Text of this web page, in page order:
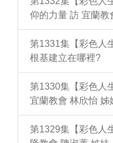
仰的力量 訪 宜蘭教
第1331集【彩色人
根基建立在哪裡?
第1330集【彩色人
宜蘭教會 林欣怡 姊
第1329集【彩色人